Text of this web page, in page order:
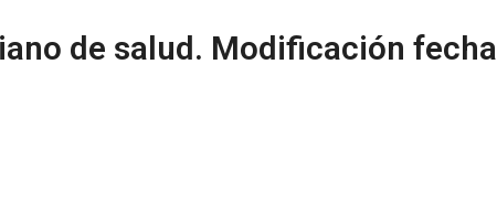
de salud. Modificación fecha